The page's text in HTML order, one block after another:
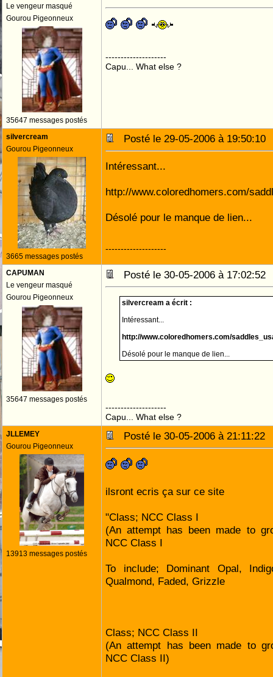
Le vengeur masqué
Gourou Pigeonneux
35647 messages postés
--------------------
Capu... What else ?
silvercream
Gourou Pigeonneux
3665 messages postés
Posté le 29-05-2006 à
Intéressant...
http://www.coloredhomers.com/
Désolé pour le manque de lien...
--------------------
CAPUMAN
Le vengeur masqué
Gourou Pigeonneux
35647 messages postés
Posté le 30-05-2006 à
silvercream a écrit :
Intéressant...
http://www.coloredhomers.com/
Désolé pour le manque de lien...
--------------------
Capu... What else ?
JLLEMEY
Gourou Pigeonneux
13913 messages postés
Posté le 30-05-2006 à
ilsront ecris ça sur ce site
"Class; NCC Class I
(An attempt has been made to
NCC Class I
To include; Dominant Opal,
Qualmond, Faded, Grizzle
Class; NCC Class II
(An attempt has been made to
NCC Class II)